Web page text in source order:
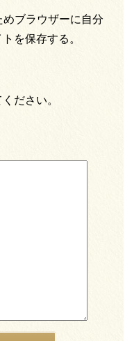
ブラウザーに自分
を保存する。
ださい。